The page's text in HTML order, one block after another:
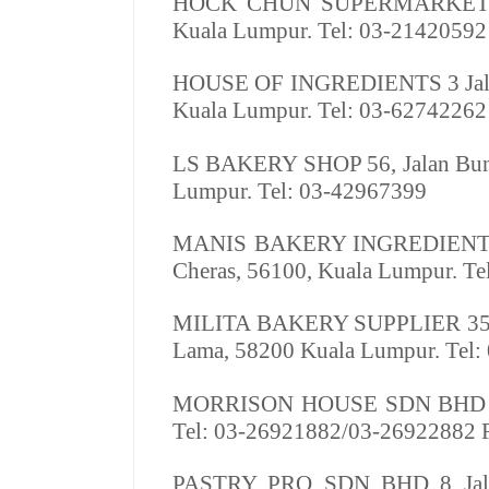
Kuala Lumpur. Tel: 03-21420592
HOUSE OF INGREDIENTS 3
Kuala Lumpur. Tel: 03-62742262
LS BAKERY SHOP56, Jalan
Lumpur. Tel: 03-42967399
MANIS BAKERY
Cheras, 56100, Kuala Lumpur.
MILITA BAKERY SUPPLIER
Lama, 58200 Kuala Lumpur.
MORRISON HOUSE SDN BHD
Tel: 03-26921882/03-26922882
PASTRY PRO SDN BHD 8